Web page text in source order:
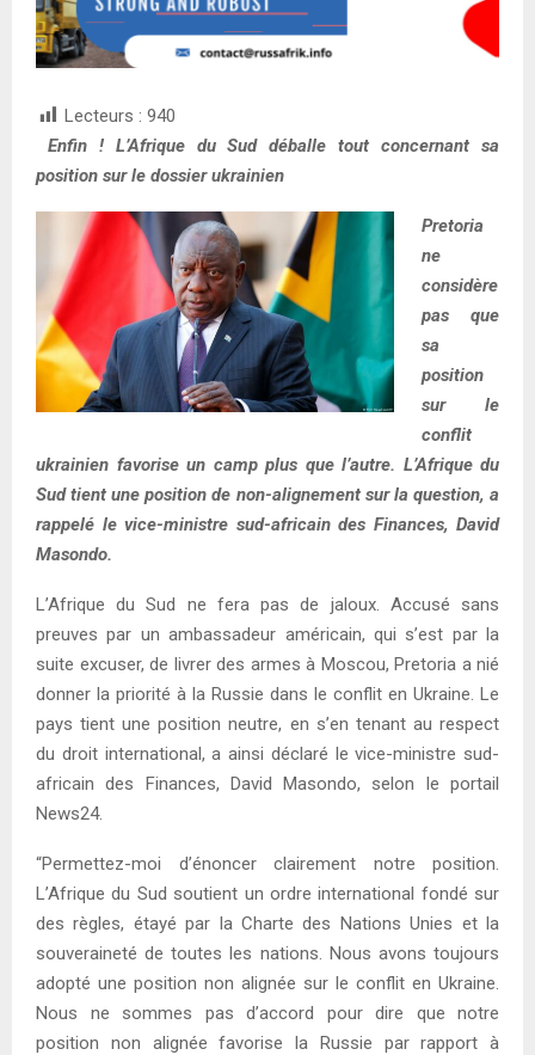
Lecteurs : 940
Enfin ! L’Afrique du Sud déballe tout concernant sa
position sur le dossier ukrainien
Pretoria
ne
considère
pas que
sa
position
sur le
conflit
ukrainien favorise un camp plus que l’autre. L’Afrique du
Sud tient une position de non-alignement sur la question, a
rappelé le vice-ministre sud-africain des Finances, David
Masondo.
L’Afrique du Sud ne fera pas de jaloux. Accusé sans
preuves par un ambassadeur américain, qui s’est par la
suite excuser, de livrer des armes à Moscou, Pretoria a nié
donner la priorité à la Russie dans le conflit en Ukraine. Le
pays tient une position neutre, en s’en tenant au respect
du droit international, a ainsi déclaré le vice-ministre sud-
africain des Finances, David Masondo, selon le portail
News24.
“Permettez-moi d’énoncer clairement notre position.
L’Afrique du Sud soutient un ordre international fondé sur
des règles, étayé par la Charte des Nations Unies et la
souveraineté de toutes les nations. Nous avons toujours
adopté une position non alignée sur le conflit en Ukraine.
Nous ne sommes pas d’accord pour dire que notre
position non alignée favorise la Russie par rapport à